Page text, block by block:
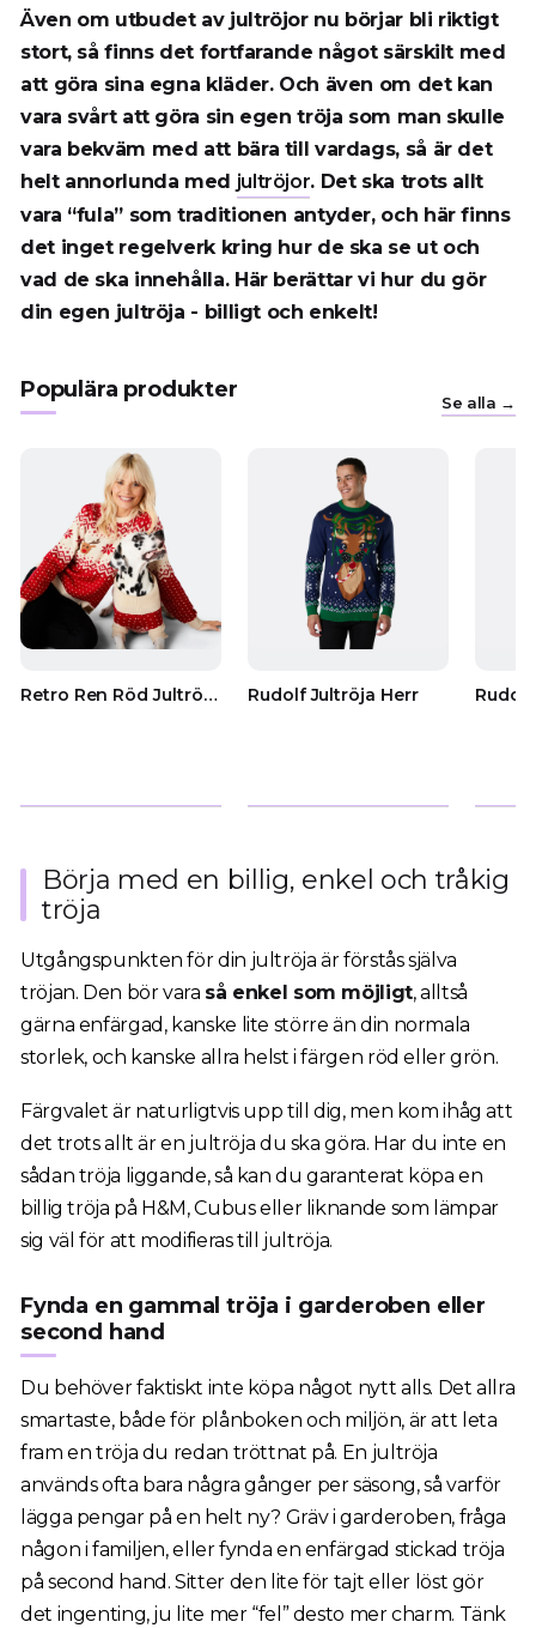
Även om utbudet av jultröjor nu börjar bli riktigt
stort, så finns det fortfarande något särskilt med
att göra sina egna kläder. Och även om det kan
vara svårt att göra sin egen tröja som man skulle
vara bekväm med att bära till vardags, så är det
helt annorlunda med jultröjor. Det ska trots allt
vara “fula” som traditionen antyder, och här finns
det inget regelverk kring hur de ska se ut och
vad de ska innehålla. Här berättar vi hur du gör
din egen jultröja - billigt och enkelt!
Populära produkter Se alla →
Retro Ren Röd Jultröja Dam Rudolf Jultröja Herr
Börja med en billig, enkel och tråkig
tröja
Utgångspunkten för din jultröja är förstås själva
tröjan. Den bör vara så enkel som möjligt, alltså
gärna enfärgad, kanske lite större än din normala
storlek, och kanske allra helst i färgen röd eller grön.
Färgvalet är naturligtvis upp till dig, men kom ihåg att
det trots allt är en jultröja du ska göra. Har du inte en
sådan tröja liggande, så kan du garanterat köpa en
billig tröja på H&M, Cubus eller liknande som lämpar
sig väl för att modifieras till jultröja.
Fynda en gammal tröja i garderoben eller
second hand
Du behöver faktiskt inte köpa något nytt alls. Det allra
smartaste, både för plånboken och miljön, är att leta
fram en tröja du redan tröttnat på. En jultröja
används ofta bara några gånger per säsong, så varför
lägga pengar på en helt ny? Gräv i garderoben, fråga
någon i familjen, eller fynda en enfärgad stickad tröja
på second hand. Sitter den lite för tajt eller löst gör
det ingenting, ju lite mer “fel” desto mer charm. Tänk